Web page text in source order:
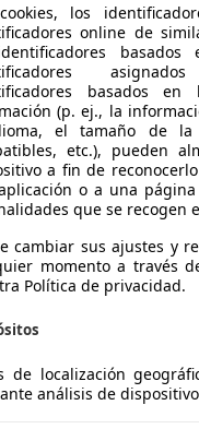
€
los
online de
basados
(p. ej., la
el tamaño de la
etc.), pueden
a fin de
o a una
que se recogen
cambiar sus ajustes y
momento a través
Política de privacidad.
de localización
análisis de